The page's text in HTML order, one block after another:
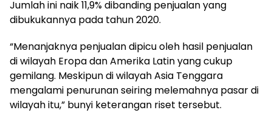
Jumlah ini naik 11,9% dibanding penjualan yang
dibukukannya pada tahun 2020.
“Menanjaknya penjualan dipicu oleh hasil penjualan
di wilayah Eropa dan Amerika Latin yang cukup
gemilang. Meskipun di wilayah Asia Tenggara
mengalami penurunan seiring melemahnya pasar di
wilayah itu,” bunyi keterangan riset tersebut.